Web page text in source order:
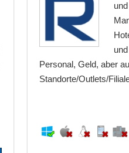
Personal, Geld, aber
Standorte/Outlets/